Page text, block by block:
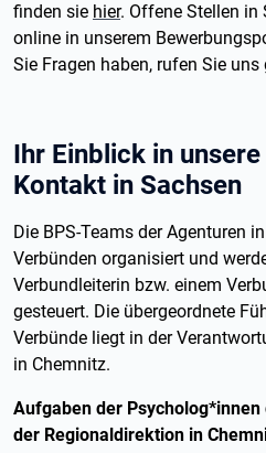
finden sie hier. Offene Stellen in
online in unserem
Sie Fragen haben, rufen Sie uns
Ihr Einblick in
Kontakt in Sachsen
Die BPS-Teams der Agenturen
Verbünden organisiert und
Verbundleiterin bzw. einem
gesteuert. Die übergeordnete
Verbünde liegt in der
in Chemnitz.
Aufgaben der
der Regionaldirektion in